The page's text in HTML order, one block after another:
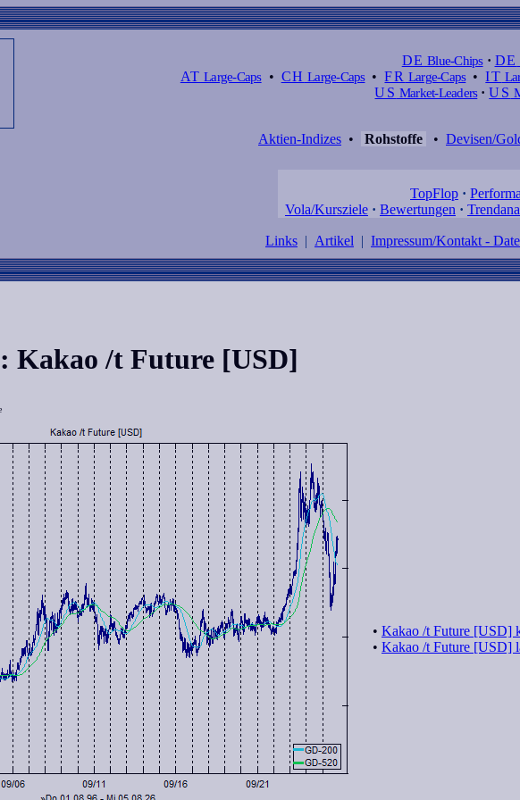
DE Blue-Chips · DE
AT Large-Caps• CH Large-Caps•FR Large-Caps•IT
US Market-Leaders · US
Aktien-Indizes • Rohstoffe • Devisen/
TopFlop ·
Vola/Kursziele · Bewertungen ·
Links | Artikel | Impressum/Kontakt -
Kakao /t Future [USD]
• Kakao /t Future [USD]
• Kakao /t Future [USD]